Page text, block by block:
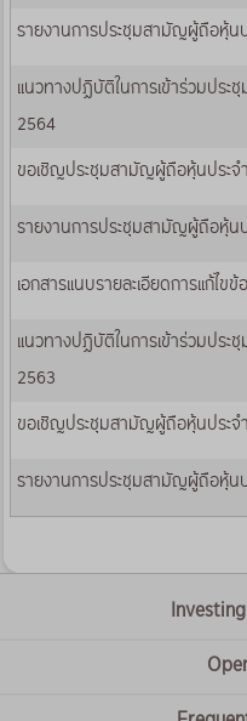
รายงานการประชุมสามัญผู้ถือหุ้น
แนวทางปฏิบัติในการเข้าร่วมปร
2564
ขอเชิญประชุมสามัญผู้ถือหุ้นประจ
รายงานการประชุมสามัญผู้ถือหุ้น
เอกสารแนบรายละเอียดการแก้ไข
แนวทางปฏิบัติในการเข้าร่วมปร
2563
ขอเชิญประชุมสามัญผู้ถือหุ้นประจ
รายงานการประชุมสามัญผู้ถือหุ้น